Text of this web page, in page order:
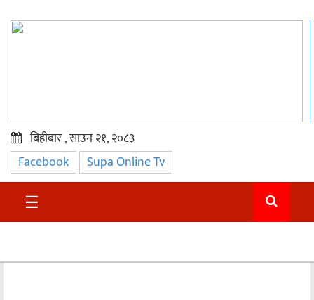
प्रमुख
समाचार
सुदुर
बिहीबार , साउन २१, २०८३
Facebook Supa Online Tv
☰